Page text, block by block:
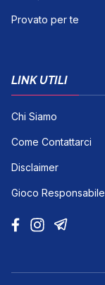
Provato per te
LINK UTILI
Chi Siamo
Come Contattarci
Disclaimer
Gioco Responsabile